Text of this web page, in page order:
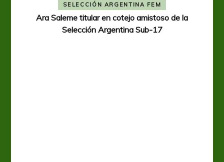
SELECCIÓN ARGENTINA FEM
Ara Saleme titular en cotejo amistoso de la
Selección Argentina Sub-17